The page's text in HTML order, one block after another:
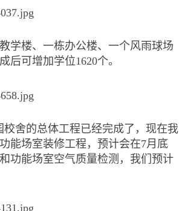
学楼、一栋办公楼、一个风雨球场
后可增加学位1620个。
舍的总体工程已经完成了，现在我
能场室装修工程，预计会在7月底
功能场室空气质量检测，我们预计